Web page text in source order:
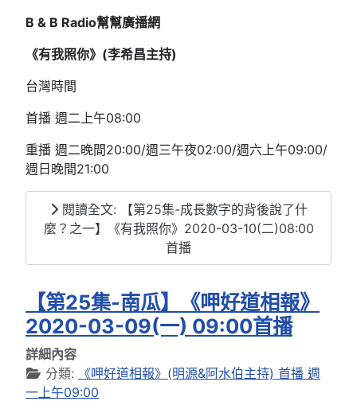
B & B Radio幫幫廣播網
《有我照你》(李希昌主持)
台灣時間
首播 週二上午08:00
重播 週二晚間20:00/週三午夜02:00/週六上午09:00/
週日晚間21:00
閱讀全文: 【第25集-成長數字的背後說了什
麼？之一】《有我照你》2020-03-10(二)08:00
首播
【第25集-南瓜】《呷好道相報》
2020-03-09(一) 09:00首播
詳細內容
分類:
《呷好道相報》(明源&阿水伯主持) 首播 週
一上午09:00